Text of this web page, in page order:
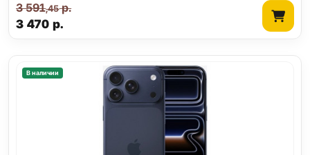
3 470 р.
3 591,45р.
В наличии